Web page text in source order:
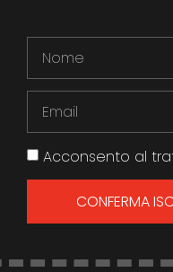
Acconsento al
CONFERMA